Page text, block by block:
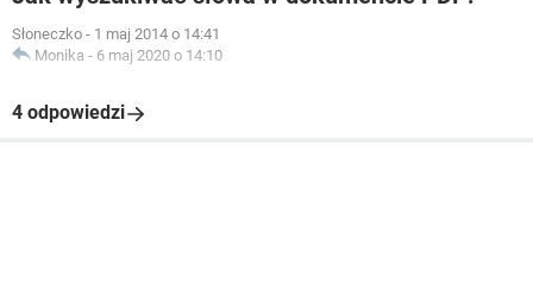
Słoneczko - 1 maj 2014 o 14:41
Monika - 6 maj 2020 o 14:10
4 odpowiedzi